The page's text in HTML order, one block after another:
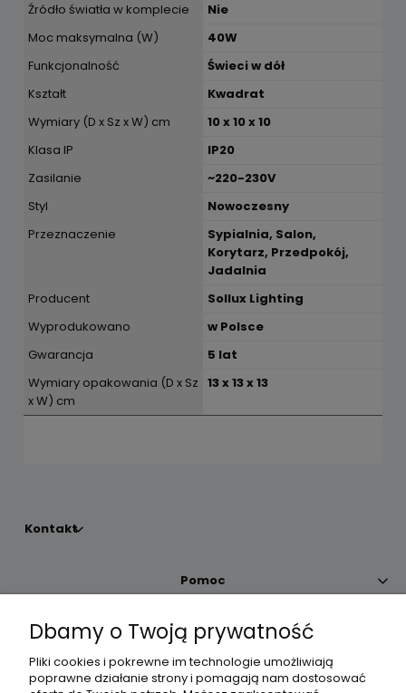
Źródło światła w komplecie
Nie
Moc maksymalna (W)
40W
Funkcjonalność
Świeci w dół
Kształt
Kwadrat
Wymiary (D x Sz x W) cm
10 x 10 x 10
Klasa IP
IP20
Zasilanie
~220-230V
Styl
Nowoczesny
Przeznaczenie
Sypialnia, Salon,
Korytarz, Przedpokój,
Jadalnia
Producent
Sollux Lighting
Wyprodukowano
w Polsce
Gwarancja
5 lat
Wymiary opakowania (D x Sz
x W) cm
13 x 13 x 13
Kontakt
Pomoc
Moje konto
Płatności i dostawa
Dbamy o Twoją prywatność
Pliki cookies i pokrewne im technologie umożliwiają
poprawne działanie strony i pomagają nam dostosować